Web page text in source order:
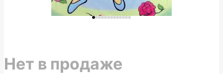
Нет в продаже